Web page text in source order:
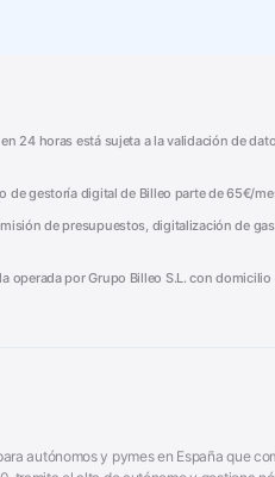
24 horas está sujeta a la validación de
de gestoría digital de Billeo parte de 65€/
de presupuestos, digitalización de
operada por Grupo Billeo S.L. con
autónomos y pymes en España que